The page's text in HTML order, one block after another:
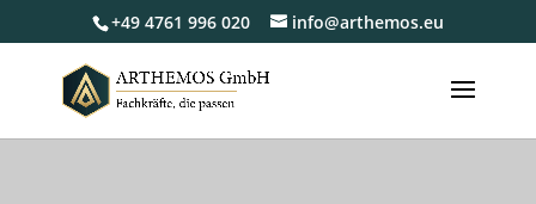
+49 4761 996 020 info@arthemos.eu